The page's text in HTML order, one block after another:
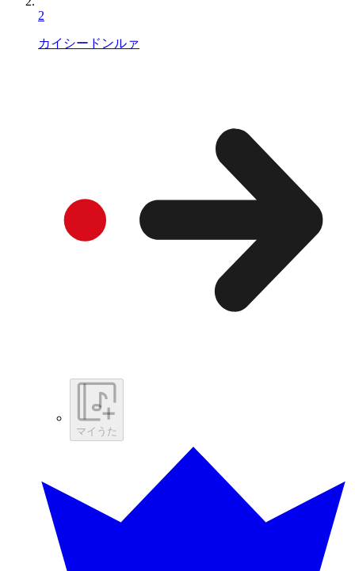
2
カイシードンルァ
マイうた